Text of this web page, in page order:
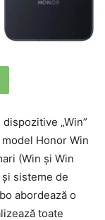
„Win”
Honor Win
(Win și Win
sisteme de
abordează o
toate